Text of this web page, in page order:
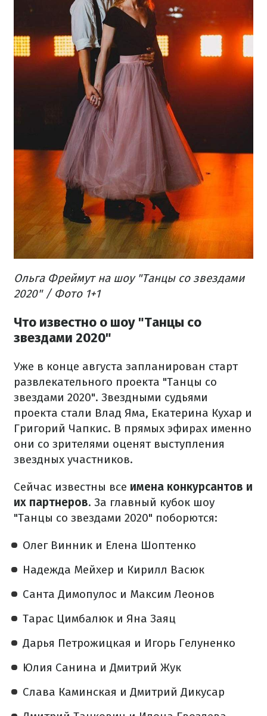
Ольга Фреймут на шоу "Танцы со звездами
2020" / Фото 1+1
Что известно о шоу "Танцы со
звездами 2020"
Уже в конце августа запланирован старт
развлекательного проекта "Танцы со
звездами 2020". Звездными судьями
проекта стали Влад Яма, Екатерина Кухар и
Григорий Чапкис. В прямых эфирах именно
они со зрителями оценят выступления
звездных участников.
Сейчас известны все имена конкурсантов и
их партнеров. За главный кубок шоу
"Танцы со звездами 2020" поборются:
Олег Винник и Елена Шоптенко
Надежда Мейхер и Кирилл Васюк
Санта Димопулос и Максим Леонов
Тарас Цимбалюк и Яна Заяц
Дарья Петрожицкая и Игорь Гелуненко
Юлия Санина и Дмитрий Жук
Слава Каминская и Дмитрий Дикусар